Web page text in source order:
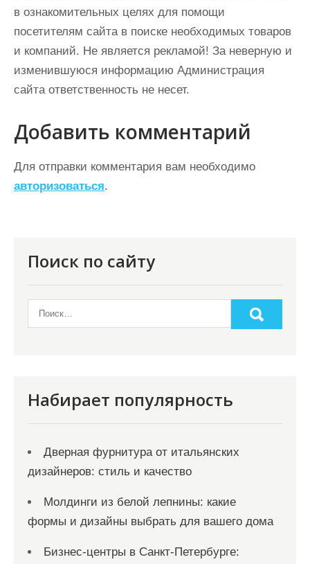
в ознакомительных целях для помощи
посетителям сайта в поиске необходимых товаров
и компаний. Не является рекламой! За неверную и
изменившуюся информацию Администрация
сайта ответственность не несет.
Добавить комментарий
Для отправки комментария вам необходимо
авторизоваться.
Поиск по сайту
Набирает популярность
Дверная фурнитура от итальянских
дизайнеров: стиль и качество
Молдинги из белой лепнины: какие
формы и дизайны выбрать для вашего дома
Бизнес-центры в Санкт-Петербурге: